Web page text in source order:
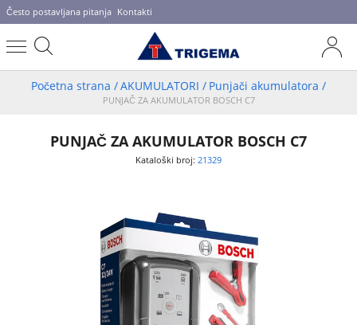
Često postavljana pitanja Kontakti
Početna strana /AKUMULATORI / Punjači akumulatora /
PUNJAČ ZA AKUMULATOR BOSCH C7
PUNJAČ ZA AKUMULATOR BOSCH C7
Kataloški broj: 21329